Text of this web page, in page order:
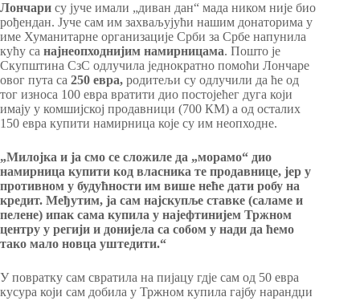
Лончари су јуче имали „диван дан“ мада ником није био
рођендан. Јуче сам им захваљујући нашим донаторима у
име Хуманитарне организације Срби за Србе напунила
кућу са најнеопходнијим намирницама. Пошто је
Скупштина СзС одлучила једнократно помоћи Лончаре
овог пута са 250 евра, родитељи су одлучили да ће од
тог износа 100 евра вратити дио постојећег дуга који
имају у комшијској продавници (700 КМ) а од осталих
150 евра купити намирница које су им неопходне.
„Милојка и ја смо се сложиле да „морамо“ дио
намирница купити код власника те продавнице, јер у
противном у будућности им више неће дати робу на
кредит. Међутим, ја сам најскупље ставке (саламе и
пелене) ипак сама купила у најефтинијем Тржном
центру у регији и донијела са собом у нади да ћемо
тако мало новца уштедити.“
У повратку сам свратила на пијацу гдје сам од 50 евра
кусура који сам добила у Тржном купила гајбу нарандџи